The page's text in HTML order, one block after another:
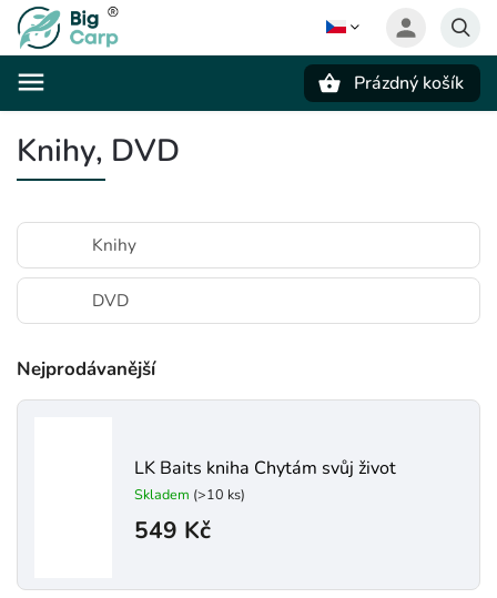
Prázdný košík
Knihy, DVD
Knihy
DVD
Nejprodávanější
LK Baits kniha Chytám svůj život
Skladem (>10 ks)
549 Kč